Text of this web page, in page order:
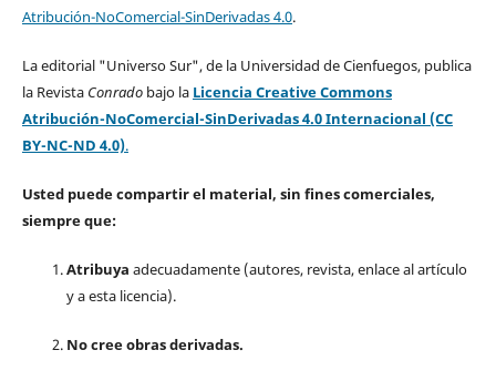
Atribución-NoComercial-SinDerivadas 4.0.
La editorial "Universo Sur", de la Universidad de Cienfuegos, publica
la Revista Conradobajo la Licencia Creative Commons
Atribución-NoComercial-SinDerivadas 4.0 Internacional (CC
BY-NC-ND 4.0).
Usted puede compartir el material, sin fines comerciales,
siempre que:
Atribuya adecuadamente (autores, revista, enlace al artículo
y a esta licencia).
No cree obras derivadas.